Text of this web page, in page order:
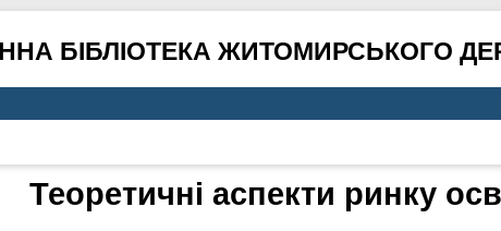
БІБЛІОТЕКА ЖИТОМИРСЬКОГО
Теоретичні аспекти ринку